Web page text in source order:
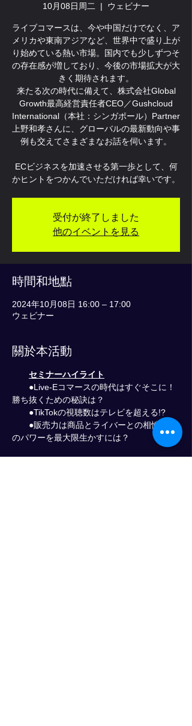
10月08日周二
  |
ウェビナー
ライブコマースは、今や中国だけでなく、ア
メリカや東南アジアなど、世界中で盛り上が
り始めている熱い市場。国内でも少しずつそ
の存在感が増しており、今後の市場拡大が大
きく期待されます。
来たる次の時代に備えて、株式会社Global
Growth最高経営責任者CEO／Gushcloud
International（本社：シンガポール）Partner
上野和孝さんに、グローバルの最新動向や事
例も交えてさまざまなお話を伺います。
ECビジネスを加速させる第一歩として、何
かヒントをつかんでいただければ幸いです。
受付が終了しました
他のイベントを見る
時間和地點
2024年10月08日 16:00 – 17:00
ウェビナー
關於本活動
セミナーハイライト
●Live-Eコマースの時代はすぐそこに！
勝ち抜くための秘訣は？
●TikTokの視聴数はテレビを超える!?
●販売力は商品とライバーとの相性？そ
のパワーを最大限生かすには？